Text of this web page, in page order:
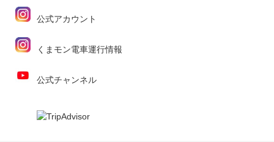
公式アカウント
くまモン電車運行情報
公式チャンネル